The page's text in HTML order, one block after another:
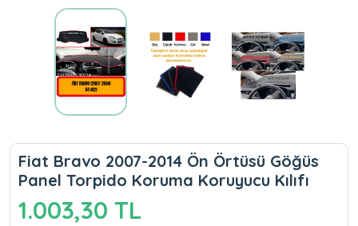
Fiat Bravo 2007-2014 Ön Örtüsü Göğüs
Panel Torpido Koruma Koruyucu Kılıfı
1.003,30 TL